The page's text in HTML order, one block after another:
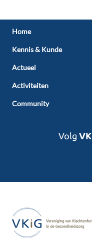
Home
Kennis & Kunde
Actueel
Activiteiten
Community
Volg